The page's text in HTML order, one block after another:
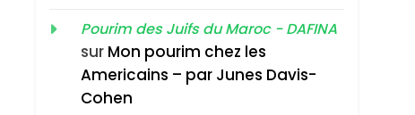
RÉSILIENTE :
POURQUOI JE
REVENDIQUE MA
7
Pourim des Juifs du Maroc - DAFINA
sur Mon pourim chez les
Americains – par Junes Davis-
Cohen